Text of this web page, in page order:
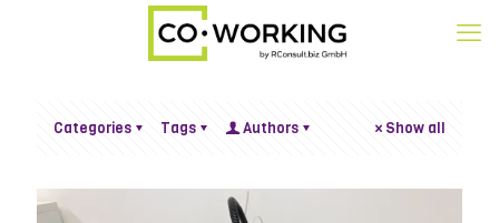
Categories Tags Authors Show all